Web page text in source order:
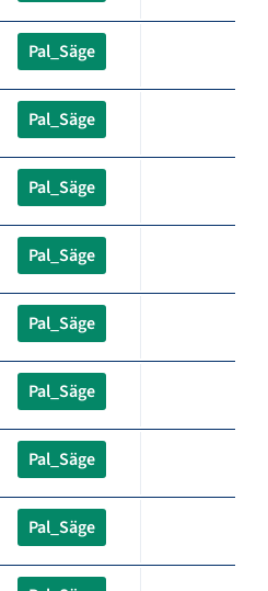
Pal_Säge
Pal_Säge
Pal_Säge
Pal_Säge
Pal_Säge
Pal_Säge
Pal_Säge
Pal_Säge